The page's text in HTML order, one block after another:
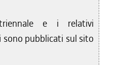
e i relativi
pubblicati sul sito